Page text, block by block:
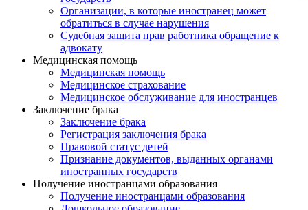
Организации, в которые иностранец может
обратиться в случае нарушения
Судебная защита прав работника обращение к
адвокату
Медицинская помощь
Медицинская помощь
Медицинское страхование
Медицинское обслуживание для иностранцев
Заключение брака
Заключение брака
Регистрация заключения брака
Правовой статус детей
Признание документов, выданных органами
иностранных государств
Получение иностранцами образования
Получение иностранцами образования